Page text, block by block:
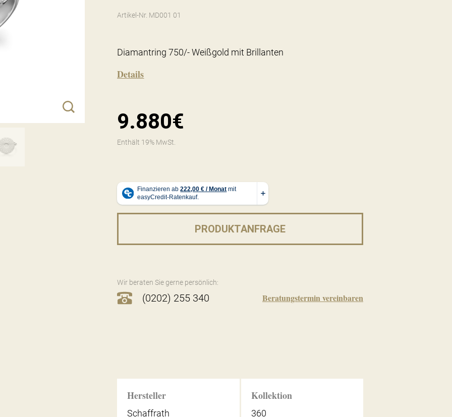
Artikel-Nr. MD001 01
Diamantring 750/- Weißgold mit Brillanten
Details
9.880€
Enthält 19% MwSt.
PRODUKTANFRAGE
Wir beraten Sie gerne persönlich:
(0202) 255 340 Beratungstermin vereinbaren
Hersteller
Schaffrath
Kollektion
360